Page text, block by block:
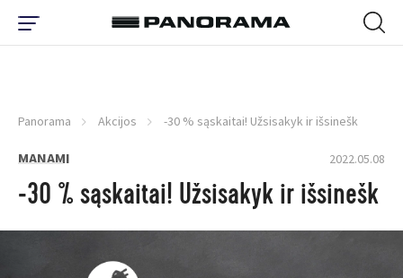
Panorama Akcijos -30 % sąskaitai! Užsisakyk ir išsinešk
MANAMI 2022.05.08
-30 % sąskaitai! Užsisakyk ir išsinešk